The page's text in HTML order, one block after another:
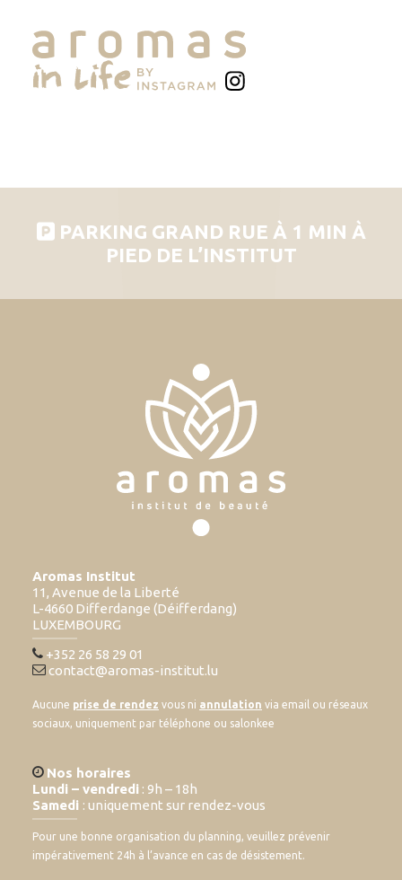
PARKING GRAND RUE À 1 MIN À
PIED DE L’INSTITUT
Aromas Institut
11, Avenue de la Liberté
L-4660 Differdange (Déifferdang)
LUXEMBOURG
+352 26 58 29 01
contact@aromas-institut.lu
Aucune prise de rendez vous ni annulation via email ou réseaux
sociaux, uniquement par téléphone ou salonkee
Nos horaires
Lundi – vendredi : 9h – 18h
Samedi : uniquement sur rendez-vous
Pour une bonne organisation du planning, veuillez prévenir
impérativement 24h à l’avance en cas de désistement.